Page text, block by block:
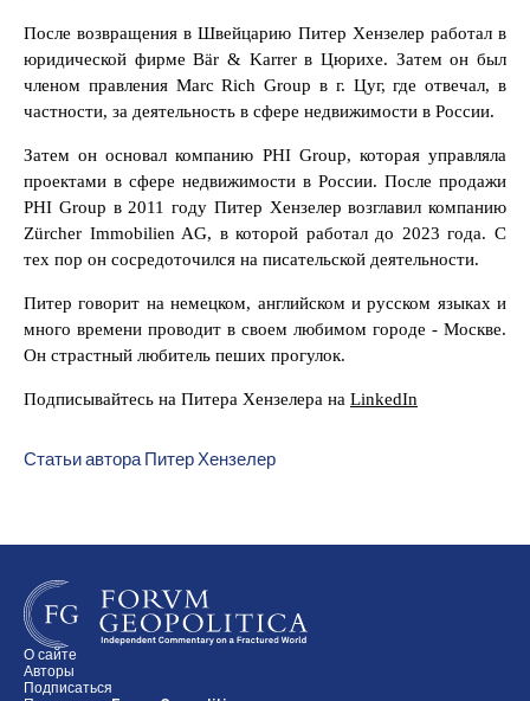
После возвращения в Швейцарию Питер Хензелер работал в
юридической фирме Bär & Karrer в Цюрихе. Затем он был
членом правления Marc Rich Group в г. Цуг, где отвечал, в
частности, за деятельность в сфере недвижимости в России.
Затем он основал компанию PHI Group, которая управляла
проектами в сфере недвижимости в России. После продажи
PHI Group в 2011 году Питер Хензелер возглавил компанию
Zürcher Immobilien AG, в которой работал до 2023 года. С
тех пор он сосредоточился на писательской деятельности.
Питер говорит на немецком, английском и русском языках и
много времени проводит в своем любимом городе - Москве.
Он страстный любитель пеших прогулок.
Подписывайтесь на Питера Хензелера на LinkedIn
Статьи автора Питер Хензелер
О сайте
Авторы
Подписаться